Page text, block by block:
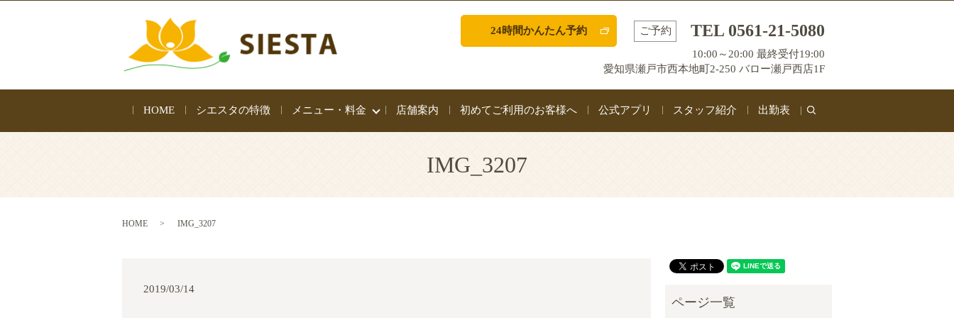
24時間かんたん予約 ご予約 TEL 0561-21-5080
10:00～20:00 最終受付19:00
愛知県瀬戸市西本地町2-250 バロー瀬戸西店1F
HOME シエスタの特徴 メニュー・料金 店舗案内 初めてご利用のお客様へ 公式アプリ スタッフ紹介 出勤表
search
IMG_3207
HOME IMG_3207
2019/03/14